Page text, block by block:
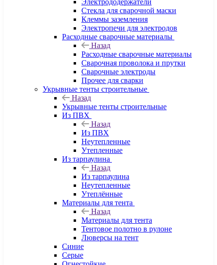
Электрододержатели
Стекла для сварочной маски
Клеммы заземления
Электропечи для электродов
Расходные сварочные материалы
Назад
Расходные сварочные материалы
Сварочная проволока и прутки
Сварочные электроды
Прочее для сварки
Укрывные тенты строительные
Назад
Укрывные тенты строительные
Из ПВХ
Назад
Из ПВХ
Неутепленные
Утепленные
Из тарпаулина
Назад
Из тарпаулина
Неутепленные
Утеплённые
Материалы для тента
Назад
Материалы для тента
Тентовое полотно в рулоне
Люверсы на тент
Синие
Серые